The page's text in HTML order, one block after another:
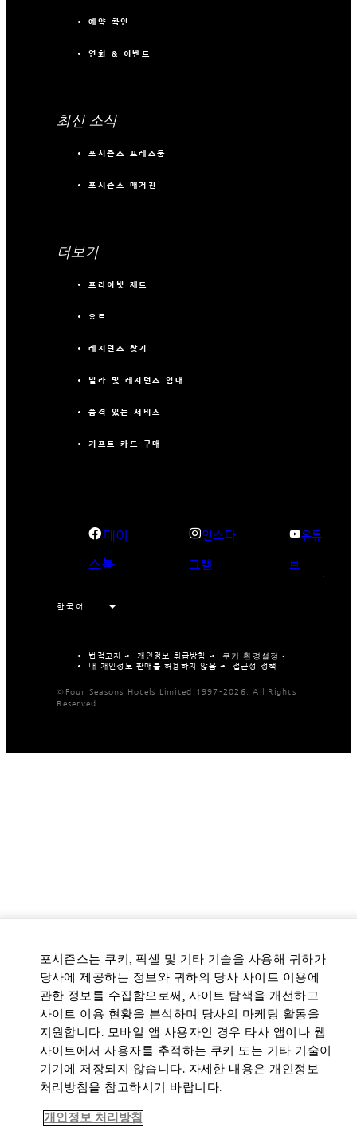
예약 확인
연회 & 이벤트
최신 소식
포시즌스 프레스룸
포시즌스 매거진
더보기
프라이빗 제트
요트
레지던스 찾기
빌라 및 레지던스 임대
품격 있는 서비스
기프트 카드 구매
페이
스북
인스타
그램
유튜
브
법적고지 개인정보 취급방침
쿠키 환경설정
내 개인정보 판매를 허용하지 않음
접근성 정책
©Four Seasons Hotels Limited 1997-2026. All Rights
Reserved.
포시즌스는 쿠키, 픽셀 및 기타 기술을 사용해 귀하가
당사에 제공하는 정보와 귀하의 당사 사이트 이용에
관한 정보를 수집함으로써, 사이트 탐색을 개선하고
사이트 이용 현황을 분석하며 당사의 마케팅 활동을
지원합니다. 모바일 앱 사용자인 경우 타사 앱이나 웹
사이트에서 사용자를 추적하는 쿠키 또는 기타 기술이
기기에 저장되지 않습니다. 자세한 내용은 개인정보
처리방침을 참고하시기 바랍니다.
개인정보 처리방침